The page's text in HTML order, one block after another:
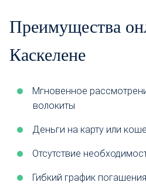
Преимущества
Каскелене
Мгновенное
волокиты
Деньги на карту или
Отсутствие
Гибкий график